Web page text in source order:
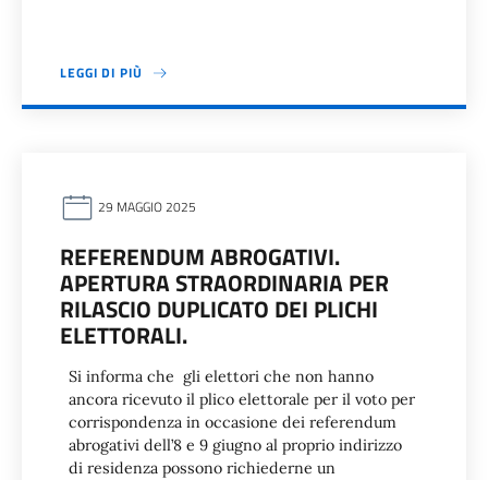
LEGGI DI PIÙ
29 MAGGIO 2025
REFERENDUM ABROGATIVI.
APERTURA STRAORDINARIA PER
RILASCIO DUPLICATO DEI PLICHI
ELETTORALI.
Si informa che gli elettori che non hanno
ancora ricevuto il plico elettorale per il voto per
corrispondenza in occasione dei referendum
abrogativi dell’8 e 9 giugno al proprio indirizzo
di residenza possono richiederne un